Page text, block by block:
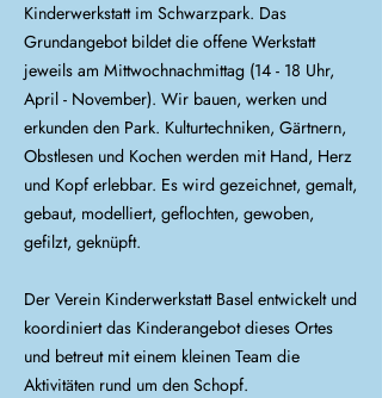
Kinderwerkstatt im Schwarzpark. Das
Grundangebot bildet die offene Werkstatt
jeweils am Mittwochnachmittag (14 - 18 Uhr,
April - November). Wir bauen, werken und
erkunden den Park. Kulturtechniken, Gärtnern,
Obstlesen und Kochen werden mit Hand, Herz
und Kopf erlebbar. Es wird gezeichnet, gemalt,
gebaut, modelliert, geflochten, gewoben,
gefilzt, geknüpft.
Der Verein Kinderwerkstatt Basel entwickelt und
koordiniert das Kinderangebot dieses Ortes
und betreut mit einem kleinen Team die
Aktivitäten rund um den Schopf.